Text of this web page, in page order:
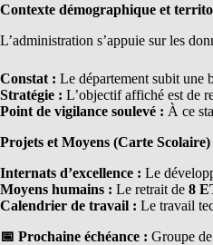
Contexte démographique et
L’administration s’appuie sur les
Constat : Le département subit une
Stratégie : L’objectif affiché est de
Point de vigilance soulevé : À ce
Projets et Moyens (Carte Scolaire)
Internats d’excellence : Le
Moyens humains : Le retrait de 8
Calendrier de travail : Le travail
📅 Prochaine échéance : Groupe